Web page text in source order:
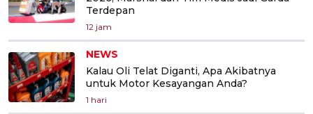
Terdepan
12 jam
NEWS
Kalau Oli Telat Diganti, Apa Akibatnya
untuk Motor Kesayangan Anda?
1 hari